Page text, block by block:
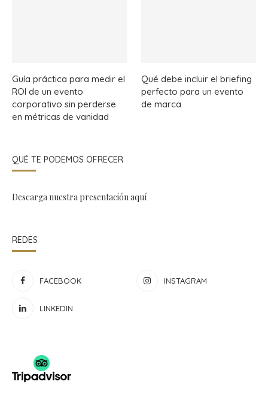
Guía práctica para medir el
ROI de un evento
corporativo sin perderse
en métricas de vanidad
Qué debe incluir el briefing
perfecto para un evento
de marca
QUÉ TE PODEMOS OFRECER
Descarga nuestra presentación aquí
REDES
FACEBOOK INSTAGRAM
LINKEDIN